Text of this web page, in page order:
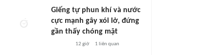
Giếng tự phun khí và nước
cực mạnh gây xói lở, đứng
gần thấy chóng mặt
12 giờ 1 liên quan